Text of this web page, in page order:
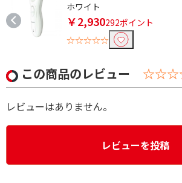
ホワイト
￥2,930292ポイント
☆☆☆☆☆
この商品のレビュー
レビューはありません。
レビューを投稿